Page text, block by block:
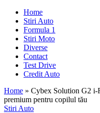
Home
Stiri Auto
Formula 1
Stiri Moto
Diverse
Contact
Test Drive
Credit Auto
Home » Cybex Solution G2 i-
premium pentru copilul tău
Posted
Stiri Auto